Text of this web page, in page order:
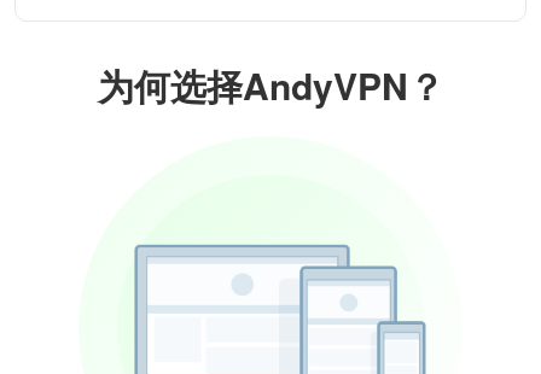
为何选择AndyVPN？